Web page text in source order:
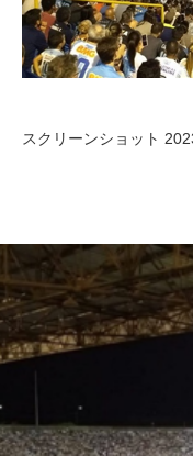
スクリーンショット